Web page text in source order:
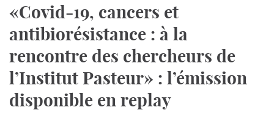
«Covid-19, cancers et
antibiorésistance : à la
rencontre des chercheurs de
l’Institut Pasteur» : l’émission
disponible en replay